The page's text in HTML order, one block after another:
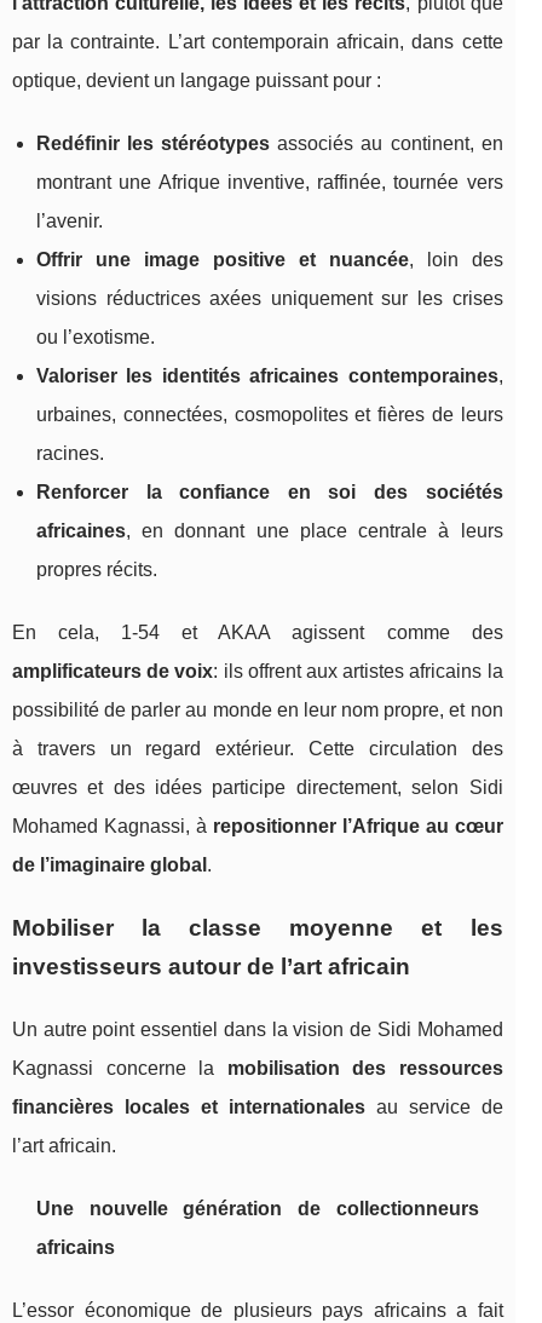
par la contrainte. L’art contemporain africain, dans cette
optique, devient un langage puissant pour :
Redéfinir les stéréotypes associés au continent, en
montrant une Afrique inventive, raffinée, tournée vers
l’avenir.
Offrir une image positive et nuancée, loin des
visions réductrices axées uniquement sur les crises
ou l’exotisme.
Valoriser les identités africaines contemporaines,
urbaines, connectées, cosmopolites et fières de leurs
racines.
Renforcer la confiance en soi des sociétés
africaines, en donnant une place centrale à leurs
propres récits.
En cela, 1‑54 et AKAA agissent comme des
amplificateurs de voix: ils offrent aux artistes africains la
possibilité de parler au monde en leur nom propre, et non
à travers un regard extérieur. Cette circulation des
œuvres et des idées participe directement, selon Sidi
Mohamed Kagnassi, à repositionner l’Afrique au cœur
de l’imaginaire global .
Mobiliser la classe moyenne et les
investisseurs autour de l’art africain
Un autre point essentiel dans la vision de Sidi Mohamed
Kagnassi concerne la mobilisation des ressources
financières locales et internationalesau service de
l’art africain.
Une nouvelle génération de collectionneurs
africains
L’essor économique de plusieurs pays africains a fait